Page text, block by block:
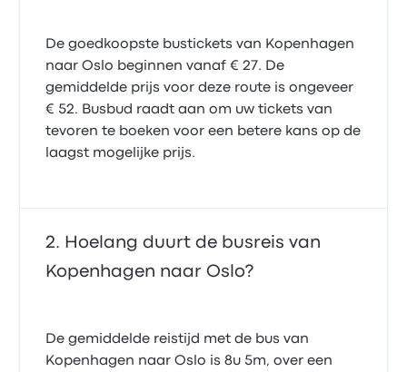
De goedkoopste bustickets van Kopenhagen
naar Oslo beginnen vanaf € 27. De
gemiddelde prijs voor deze route is ongeveer
€ 52. Busbud raadt aan om uw tickets van
tevoren te boeken voor een betere kans op de
laagst mogelijke prijs.
Hoelang duurt de busreis van
Kopenhagen naar Oslo?
De gemiddelde reistijd met de bus van
Kopenhagen naar Oslo is 8u 5m, over een